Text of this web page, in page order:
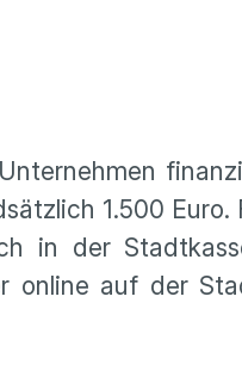
1.500 Euro.
in der
online auf der